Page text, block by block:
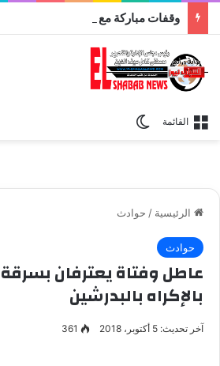
القائمة
الرئيسية / حوادث
حوادث
عاطل وفتاة يعترفان
بالإكراه بالبدرشين
آخر تحديث: 5 أكتوبر، 2018 361